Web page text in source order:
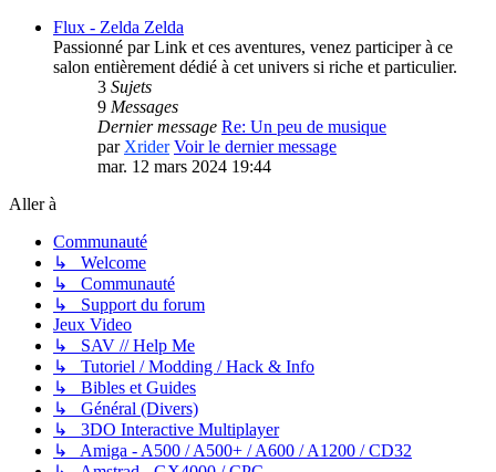
Flux - Zelda Zelda
Passionné par Link et ces aventures, venez participer à ce
salon entièrement dédié à cet univers si riche et particulier.
3 Sujets
9 Messages
Dernier message Re: Un peu de musique
par Xrider Voir le dernier message
mar. 12 mars 2024 19:44
Aller à
Communauté
↳ Welcome
↳ Communauté
↳ Support du forum
Jeux Video
↳ SAV // Help Me
↳ Tutoriel / Modding / Hack & Info
↳ Bibles et Guides
↳ Général (Divers)
↳ 3DO Interactive Multiplayer
↳ Amiga - A500 / A500+ / A600 / A1200 / CD32